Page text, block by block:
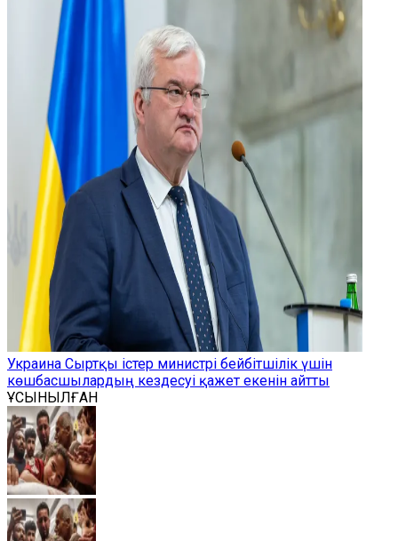
Украина Сыртқы істер министрі бейбітшілік үшін
көшбасшылардың кездесуі қажет екенін айтты
ҰСЫНЫЛҒАН